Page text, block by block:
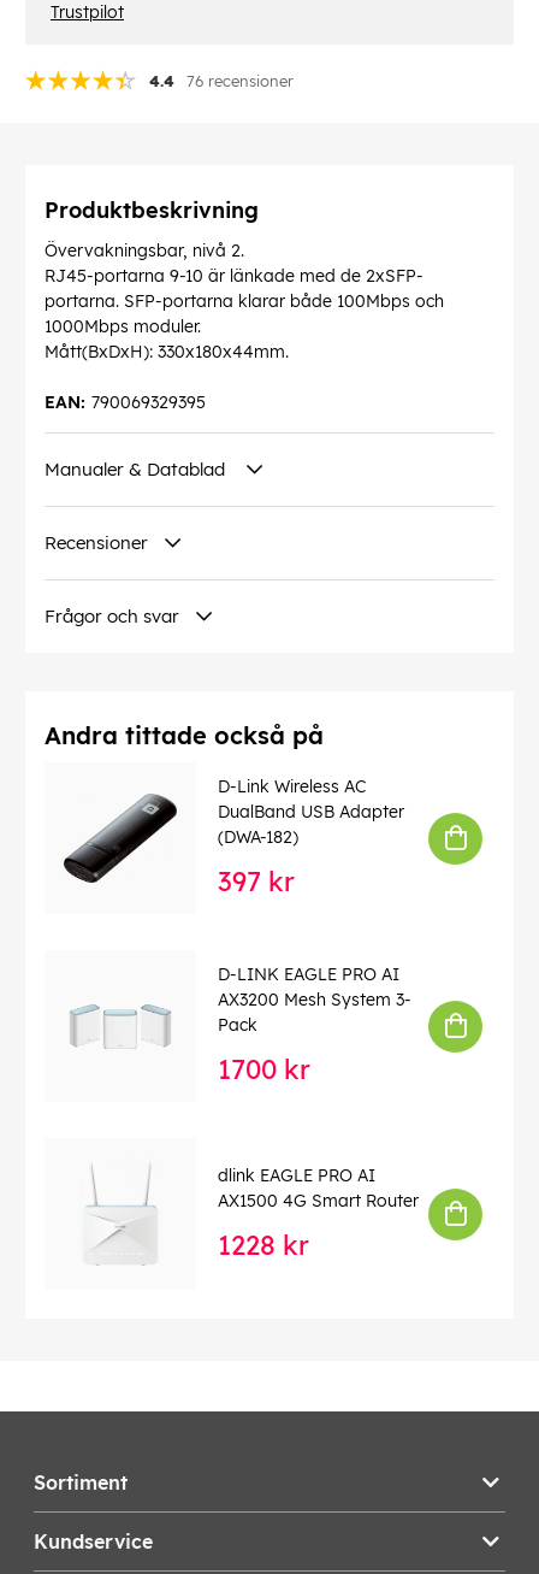
4.4 76 recensioner
Trustpilot
Produktbeskrivning
Övervakningsbar, nivå 2.
RJ45-portarna 9-10 är länkade med de 2xSFP-
portarna. SFP-portarna klarar både 100Mbps och
1000Mbps moduler.
Mått(BxDxH): 330x180x44mm.
790069329395
EAN:
Manualer & Datablad
Recensioner
Frågor och svar
Andra tittade också på
D-Link Wireless AC
DualBand USB Adapter
(DWA-182)
397 kr
D-LINK EAGLE PRO AI
AX3200 Mesh System 3-
Pack
1700 kr
dlink EAGLE PRO AI
AX1500 4G Smart Router
1228 kr
Sortiment
Kundservice